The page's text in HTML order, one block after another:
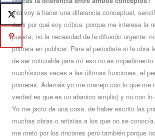
-No voy a hacer una diferencia conceptual,
decir por qué soy crítica: porque me interesa la
puesta, no la necesidad de la difusión urgente,
primera en publicar. Para el periodista si la obra
de ser noticiable para mí eso no es
muchísimas veces a las últimas funciones, el
primeras. Además yo me manejo con lo que me
verdad es que es un abanico amplio) y no con lo
Yo me jacto de una cosa, de haber escrito las
muchas obras o artistas a los que no se
me meto por los rincones pero también porque